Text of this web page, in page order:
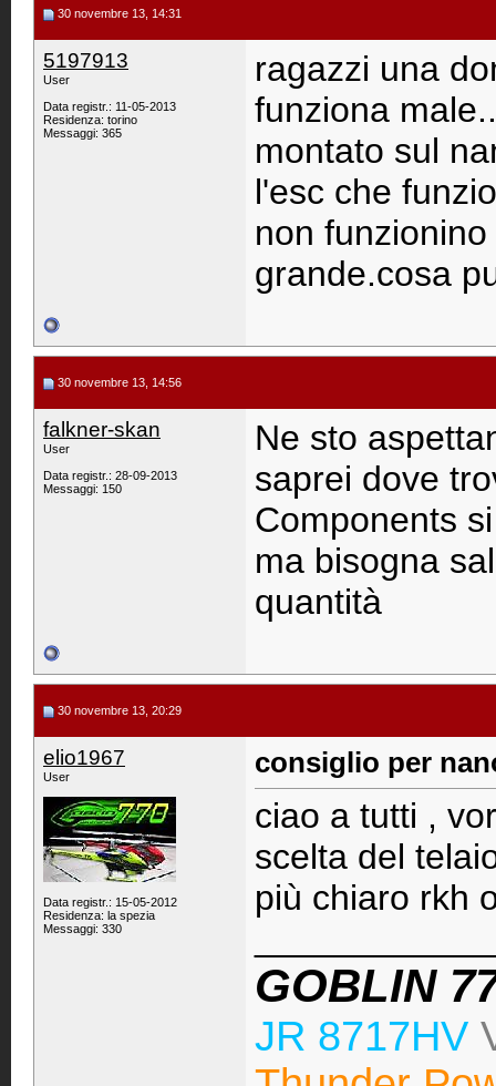
30 novembre 13, 14:31
5197913
User
Data registr.: 11-05-2013
Residenza: torino
Messaggi: 365
ragazzi una
funziona
montato sul
l'esc che
non
grande.cosa
30 novembre 13, 14:56
falkner-skan
User
Data registr.: 28-09-2013
Messaggi: 150
Ne sto
saprei dove
Components
ma bisogna
quantità
30 novembre 13, 20:29
elio1967
User
Data registr.: 15-05-2012
Residenza: la spezia
Messaggi: 330
consiglio per
ciao a tutti ,
scelta del
più chiaro rkh
GOBLIN
JR 8717HV